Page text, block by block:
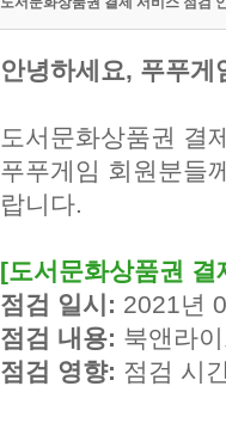
안녕하세요, 푸푸게
도서문화상품권 결
푸푸게임 회원분들
랍니다.
[도서문화상품권
점검 일시: 2021년
점검 내용: 북앤라
점검 영향: 점검 시